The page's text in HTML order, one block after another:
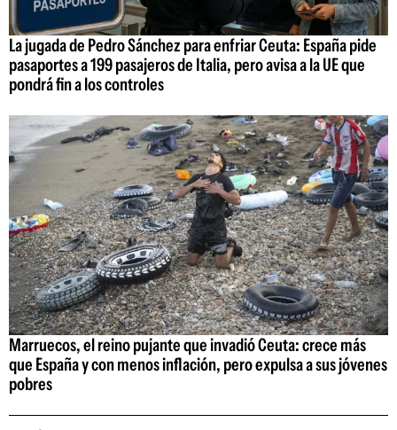
La jugada de Pedro Sánchez para enfriar Ceuta: España pide
pasaportes a 199 pasajeros de Italia, pero avisa a la UE que
pondrá fin a los controles
Marruecos, el reino pujante que invadió Ceuta: crece más
que España y con menos inflación, pero expulsa a sus jóvenes
pobres